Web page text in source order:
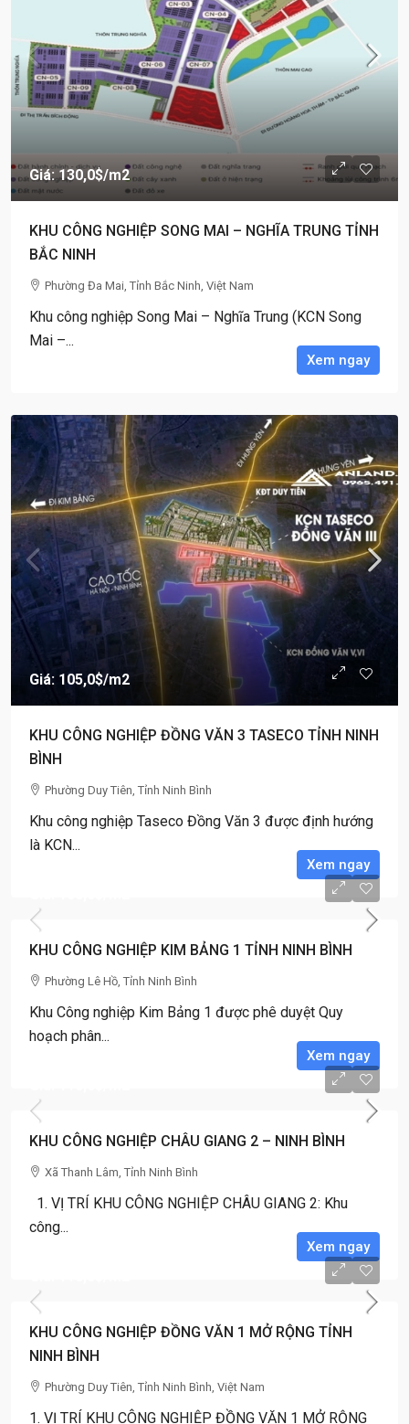
Giá: 130,0$/m2
KHU CÔNG NGHIỆP SONG MAI – NGHĨA TRUNG TỈNH
BẮC NINH
Phường Đa Mai, Tỉnh Bắc Ninh, Việt Nam
Khu công nghiệp Song Mai – Nghĩa Trung (KCN Song
Mai –...
Xem ngay
Giá: 105,0$/m2
KHU CÔNG NGHIỆP ĐỒNG VĂN 3 TASECO TỈNH NINH
BÌNH
Phường Duy Tiên, Tỉnh Ninh Bình
Khu công nghiệp Taseco Đồng Văn 3 được định hướng
là KCN...
Xem ngay
KHU CÔNG NGHIỆP KIM BẢNG 1 TỈNH NINH BÌNH
Phường Lê Hồ, Tỉnh Ninh Bình
Khu Công nghiệp Kim Bảng 1 được phê duyệt Quy
hoạch phân...
Xem ngay
KHU CÔNG NGHIỆP CHÂU GIANG 2 – NINH BÌNH
Xã Thanh Lâm, Tỉnh Ninh Bình
1. VỊ TRÍ KHU CÔNG NGHIỆP CHÂU GIANG 2: Khu
công...
Xem ngay
KHU CÔNG NGHIỆP ĐỒNG VĂN 1 MỞ RỘNG TỈNH
NINH BÌNH
Phường Duy Tiên, Tỉnh Ninh Bình, Việt Nam
1. VỊ TRÍ KHU CÔNG NGHIỆP ĐỒNG VĂN 1 MỞ RỘNG